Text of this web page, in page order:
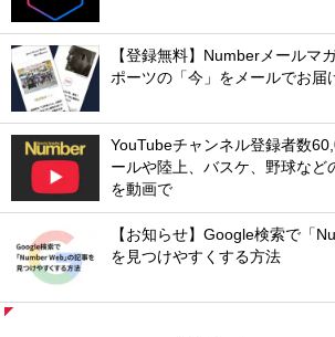
【登録無料】Numberメールマ
ポーツの「今」をメールでお届
YouTubeチャンネル登録者数
ールや陸上、バスケ、野球など
を動画で
【お知らせ】Google検索で「
を見つけやすくする方法